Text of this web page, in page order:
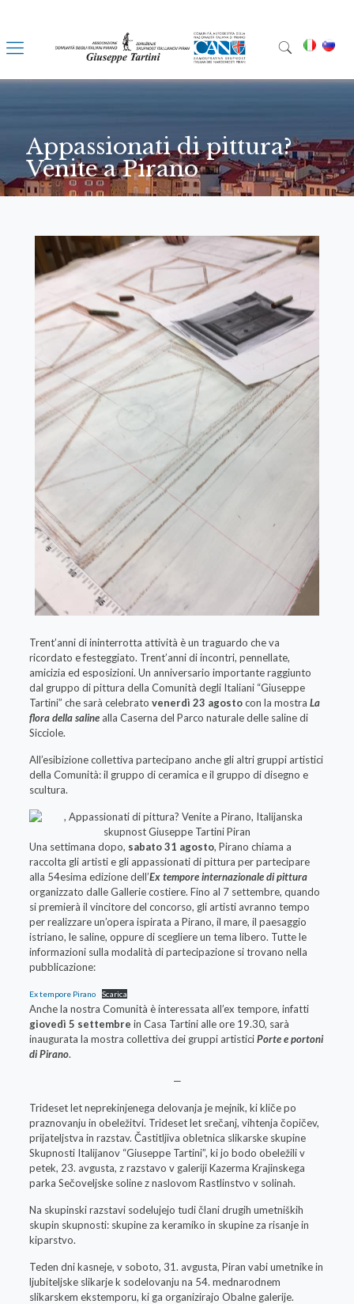
Appassionati di pittura?
Venite a Pirano
Trent’anni di ininterrotta attività è un traguardo che va
ricordato e festeggiato. Trent’anni di incontri, pennellate,
amicizia ed esposizioni. Un anniversario importante raggiunto
dal gruppo di pittura della Comunità degli Italiani “Giuseppe
Tartini” che sarà celebrato venerdì 23 agostocon la mostra La
flora della salinealla Caserna del Parco naturale delle saline di
Sicciole.
All’esibizione collettiva partecipano anche gli altri gruppi artistici
della Comunità: il gruppo di ceramica e il gruppo di disegno e
scultura.
Una settimana dopo, sabato 31 agosto, Pirano chiama a
raccolta gli artisti e gli appassionati di pittura per partecipare
alla 54esima edizione dell’Ex tempore internazionaledi pittura
organizzato dalle Gallerie costiere. Fino al 7 settembre, quando
si premierà il vincitore del concorso, gli artisti avranno tempo
per realizzare un’opera ispirata a Pirano, il mare, il paesaggio
istriano, le saline, oppure di scegliere un tema libero. Tutte le
informazioni sulla modalità di partecipazione si trovano nella
pubblicazione:
Ex tempore Pirano Scarica
Anche la nostra Comunità è interessata all’ex tempore, infatti
giovedì 5 settembre in Casa Tartini alle ore 19.30, sarà
inaugurata la mostra collettiva dei gruppi artisticiPorte e portoni
di Pirano.
—
Trideset let neprekinjenega delovanja je mejnik, ki kliče po
praznovanju in obeležitvi. Trideset let srečanj, vihtenja čopičev,
prijateljstva in razstav. Častitljiva obletnica slikarske skupine
Skupnosti Italijanov “Giuseppe Tartini”, ki jo bodo obeležili v
petek, 23. avgusta, z razstavo v galeriji Kazerma Krajinskega
parka Sečoveljske soline z naslovom Rastlinstvo v solinah.
Na skupinski razstavi sodelujejo tudi člani drugih umetniških
skupin skupnosti: skupine za keramiko in skupine za risanje in
kiparstvo.
Teden dni kasneje, v soboto, 31. avgusta, Piran vabi umetnike in
ljubiteljske slikarje k sodelovanju na 54. mednarodnem
slikarskem ekstemporu, ki ga organizirajo Obalne galerije.